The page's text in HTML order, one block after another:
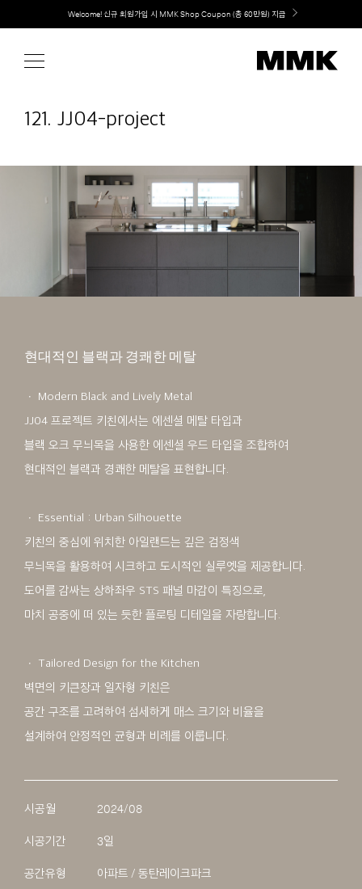
content
취향대로 완성하는 커스텀 아일랜드 키친, MMK The Island 출시
121. JJ04-project
현대적인 블랙과 경쾌한 메탈
ㆍ Modern Black and Lively Metal
JJ04 프로젝트 키친에서는 에센셜 메탈 타입과
블랙 오크 무늬목을 사용한 에센셜 우드 타입을 조합하여
현대적인 블랙과 경쾌한 메탈을 표현합니다.
ㆍ Essential : Urban Silhouette
키친의 중심에 위치한 아일랜드는 깊은 검정색
무늬목을 활용하여 시크하고 도시적인 실루엣을 제공합니다.
도어를 감싸는 상하좌우 STS 패널 마감이 특징으로,
마치 공중에 떠 있는 듯한 플로팅 디테일을 자랑합니다.
ㆍ Tailored Design for the Kitchen
벽면의 키큰장과 일자형 키친은
공간 구조를 고려하여 섬세하게 매스 크기와 비율을
설계하여 안정적인 균형과 비례를 이룹니다.
시공월 2024/08
시공기간 3일
공간유형 아파트 / 동탄레이크파크